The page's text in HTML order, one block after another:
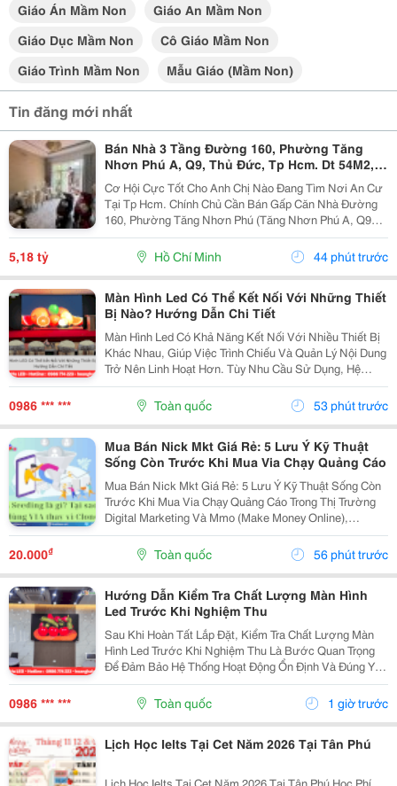
Giáo Án Mầm Non
Giáo An Mầm Non
Giáo Dục Mầm Non
Cô Giáo Mầm Non
Giáo Trình Mầm Non
Mẫu Giáo (mầm Non)
Tin đăng mới nhất
Bán Nhà 3 Tầng Đường 160, Phường Tăng
Nhơn Phú A, Q9, Thủ Đức, Tp Hcm. Dt 54M2,
Sổ Hồng Riêng. Giá 5,18 Tỷ
Cơ Hội Cực Tốt Cho Anh Chị Nào Đang Tìm Nơi An Cư
Tại Tp Hcm. Chính Chủ Cần Bán Gấp Căn Nhà Đường
160, Phường Tăng Nhơn Phú (Tăng Nhơn Phú A, Q9
Cũ). Vị Trí Nhà Nằm Trong Khu Dân Cư Ổn Định, Giao
Thông Thuận Tiện Chỉ Vài Bước Là Ra Lã Xuân Oai,
5,18 tỷ Hồ Chí Minh 44 phút trước
Màn Hình Led Có Thể Kết Nối Với Những Thiết
Bị Nào? Hướng Dẫn Chi Tiết
Màn Hình Led Có Khả Năng Kết Nối Với Nhiều Thiết Bị
Khác Nhau, Giúp Việc Trình Chiếu Và Quản Lý Nội Dung
Trở Nên Linh Hoạt Hơn. Tùy Nhu Cầu Sử Dụng, Hệ
Thống Có Thể Nhận Tín Hiệu Từ Máy Tính, Laptop,
Camera, Đầu Phát Hd/4K, Tv Box, Điện Thoại, Máy...
0986 *** *** Toàn quốc 53 phút trước
Mua Bán Nick Mkt Giá Rẻ: 5 Lưu Ý Kỹ Thuật
Sống Còn Trước Khi Mua Via Chạy Quảng Cáo
Mua Bán Nick Mkt Giá Rẻ: 5 Lưu Ý Kỹ Thuật Sống Còn
Trước Khi Mua Via Chạy Quảng Cáo Trong Thị Trường
Digital Marketing Và Mmo (Make Money Online),
Facebook Ads Vẫn Luôn Là Kênh Mang Lại Lượng
Khách Hàng Tiềm Năng Và Dòng Doanh Thu Đột Phá.
Để Vận...
20.000₫ Toàn quốc 56 phút trước
Hướng Dẫn Kiểm Tra Chất Lượng Màn Hình
Led Trước Khi Nghiệm Thu
Sau Khi Hoàn Tất Lắp Đặt, Kiểm Tra Chất Lượng Màn
Hình Led Trước Khi Nghiệm Thu Là Bước Quan Trọng
Để Đảm Bảo Hệ Thống Hoạt Động Ổn Định Và Đúng Yêu
Cầu Kỹ Thuật. Một Số Hạng Mục Cần Kiểm Tra Gồm:
Chất Lượng Hiển Thị, Độ Sáng, Màu Sắc, Độ Đồng
0986 *** *** Toàn quốc 1 giờ trước
Lịch Học Ielts Tại Cet Năm 2026 Tại Tân Phú
Lịch Học Ielts Tại Cet Năm 2026 Tại Tân Phú Học Phí